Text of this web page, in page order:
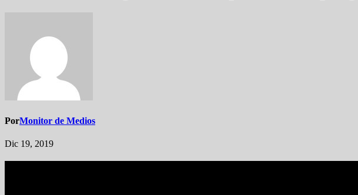
PorMonitor de Medios
Dic 19, 2019